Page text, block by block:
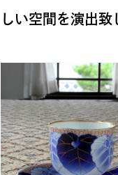
しい空間を演出致